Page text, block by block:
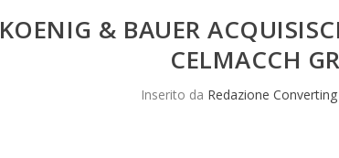
KOENIG & BAUER
CELMACCH
Inserito da Redazione Converting